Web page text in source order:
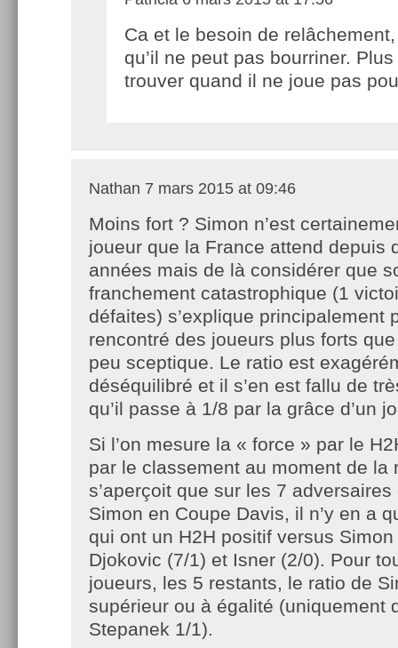
Ca et le besoin de
qu’il ne peut pas bourriner.
trouver quand il ne joue pas
Nathan 7 mars 2015 at 09:46
Moins fort ? Simon n’est
joueur que la France attend depuis
années mais de là considérer que
franchement catastrophique (1
défaites) s’explique principalement
rencontré des joueurs plus forts
peu sceptique. Le ratio est
déséquilibré et il s’en est fallu de
qu’il passe à 1/8 par la grâce d’un
Si l’on mesure la « force » par le
par le classement au moment de la
s’aperçoit que sur les 7
Simon en Coupe Davis, il n’y en a
qui ont un H2H positif versus
Djokovic (7/1) et Isner (2/0). Pour
joueurs, les 5 restants, le ratio de
supérieur ou à égalité (uniquement
Stepanek 1/1).